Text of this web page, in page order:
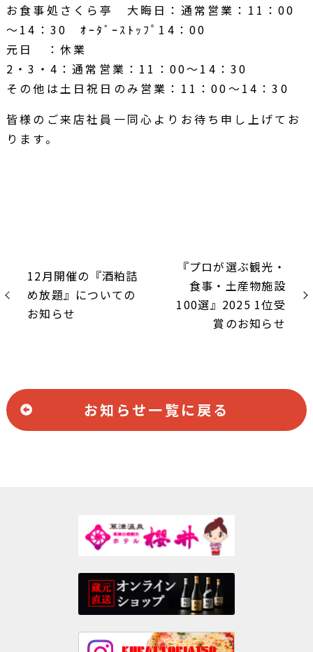
お食事処さくら亭 大晦日：通常営業：11：00
～14：30 ｵｰﾀﾞｰｽﾄｯﾌﾟ14：00
元日 ：休業
2・3・4：通常営業：11：00～14：30
その他は土日祝日のみ営業：11：00～14：30
皆様のご来店社員一同心よりお待ち申し上げてお
ります。
12月開催の『酒粕詰
め放題』についての
お知らせ
『プロが選ぶ観光・
食事・土産物施設
100選』2025 1位受
賞のお知らせ
お知らせ一覧に戻る